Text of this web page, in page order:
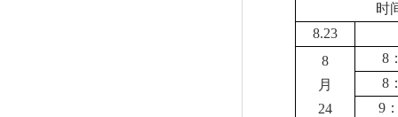
时
8.23
8
月
24
8
8
9